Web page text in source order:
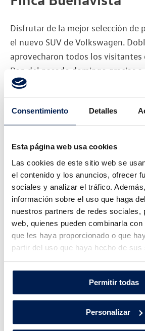
Consentimiento Detalles
Esta página web usa cookies
Las cookies de este sitio web se
el contenido y los anuncios, ofrecer
sociales y analizar el tráfico.
información sobre el uso que haga
nuestros partners de redes sociales,
web, quienes pueden combinarla
que les haya proporcionado o que
partir del uso que haya hecho de sus
Permitir todas
Personalizar
Disfrutar de la mejor selección de
el nuevo SUV de Volkswagen.
aprovecharon todos los visitantes
Ran del pasado domingo gracias
llevó hasta la Finca Buenavista el
Allspace.
hasta 1.760 litros de capacidad
segunda y tercera filas de
más que suficiente para poder
necesario, así como material
para el tiempo libre.
El nuevo SUV de la marca
Huertas Motor, llega para
éxito del Tiguan y se beneficia de
su tecnología en cuanto a
Uno de los pilares más
Volkswagen es la seguridad, y el